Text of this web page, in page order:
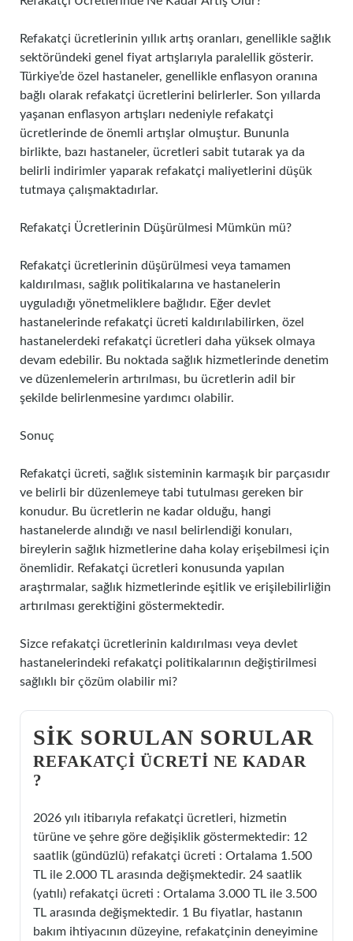
Refakatçi ücretlerinin yıllık artış oranları, genellikle sağlık
sektöründeki genel fiyat artışlarıyla paralellik gösterir.
Türkiye’de özel hastaneler, genellikle enflasyon oranına
bağlı olarak refakatçi ücretlerini belirlerler. Son yıllarda
yaşanan enflasyon artışları nedeniyle refakatçi
ücretlerinde de önemli artışlar olmuştur. Bununla
birlikte, bazı hastaneler, ücretleri sabit tutarak ya da
belirli indirimler yaparak refakatçi maliyetlerini düşük
tutmaya çalışmaktadırlar.
Refakatçi Ücretlerinin Düşürülmesi Mümkün mü?
Refakatçi ücretlerinin düşürülmesi veya tamamen
kaldırılması, sağlık politikalarına ve hastanelerin
uyguladığı yönetmeliklere bağlıdır. Eğer devlet
hastanelerinde refakatçi ücreti kaldırılabilirken, özel
hastanelerdeki refakatçi ücretleri daha yüksek olmaya
devam edebilir. Bu noktada sağlık hizmetlerinde denetim
ve düzenlemelerin artırılması, bu ücretlerin adil bir
şekilde belirlenmesine yardımcı olabilir.
Sonuç
Refakatçi ücreti, sağlık sisteminin karmaşık bir parçasıdır
ve belirli bir düzenlemeye tabi tutulması gereken bir
konudur. Bu ücretlerin ne kadar olduğu, hangi
hastanelerde alındığı ve nasıl belirlendiği konuları,
bireylerin sağlık hizmetlerine daha kolay erişebilmesi için
önemlidir. Refakatçi ücretleri konusunda yapılan
araştırmalar, sağlık hizmetlerinde eşitlik ve erişilebilirliğin
artırılması gerektiğini göstermektedir.
Sizce refakatçi ücretlerinin kaldırılması veya devlet
hastanelerindeki refakatçi politikalarının değiştirilmesi
sağlıklı bir çözüm olabilir mi?
SIK SORULAN SORULAR
REFAKATÇI ÜCRETI NE KADAR
?
2026 yılı itibarıyla refakatçi ücretleri, hizmetin
türüne ve şehre göre değişiklik göstermektedir: 12
saatlik (gündüzlü) refakatçi ücreti : Ortalama 1.500
TL ile 2.000 TL arasında değişmektedir. 24 saatlik
(yatılı) refakatçi ücreti : Ortalama 3.000 TL ile 3.500
TL arasında değişmektedir. 1 Bu fiyatlar, hastanın
bakım ihtiyacının düzeyine, refakatçinin deneyimine